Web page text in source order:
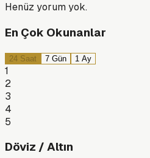
Henüz yorum yok.
En Çok Okunanlar
24 Saat 7 Gün 1 Ay
1
2
3
4
5
Döviz / Altın